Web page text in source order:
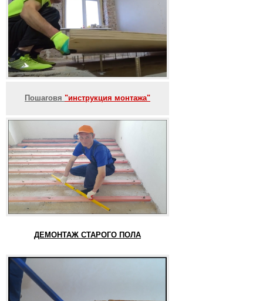
Пошаговя "инструкция монтажа"
ДЕМОНТАЖ СТАРОГО ПОЛА